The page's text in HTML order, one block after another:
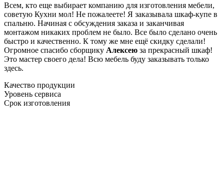
Всем, кто еще выбирает компанию для изготовления мебели,
советую Кухни мол! Не пожалеете! Я заказывала шкаф-купе в
спальню. Начиная с обсуждения заказа и заканчивая
монтажом никаких проблем не было. Все было сделано очень
быстро и качественно. К тому же мне ещё скидку сделали!
Огромное спасибо сборщику Алексею за прекрасный шкаф!
Это мастер своего дела! Всю мебель буду заказывать только
здесь.
Качество продукции
Уровень сервиса
Срок изготовления